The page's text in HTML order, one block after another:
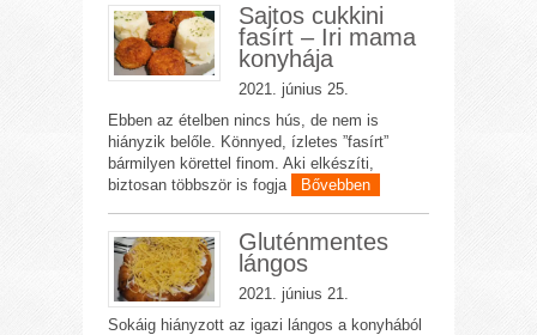
Sajtos cukkini
fasírt – Iri mama
konyhája
2021. június 25.
Ebben az ételben nincs hús, de nem is
hiányzik belőle. Könnyed, ízletes ”fasírt”
bármilyen körettel finom. Aki elkészíti,
biztosan többször is fogja
Bővebben
Gluténmentes
lángos
2021. június 21.
Sokáig hiányzott az igazi lángos a konyhából